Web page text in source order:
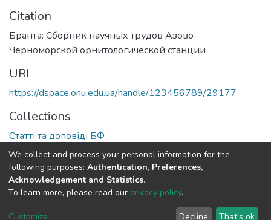
Citation
Бранта: Сборник научных трудов Азово-
Черноморской орнитологической станции
URI
https://dspace.onu.edu.ua/handle/123456789/29177
Collections
Статті та доповіді БФ
Full item page
DSpace software copyright © 2009-2026
Cookie End User Send
We collect and process your personal information for the
following purposes: Authentication, Preferences,
Acknowledgement and Statistics.
To learn more, please read our privacy policy.
Customize Decline That's ok